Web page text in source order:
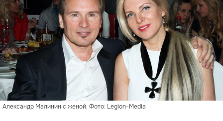
Александр Малинин с женой. Фото: Legion-Media